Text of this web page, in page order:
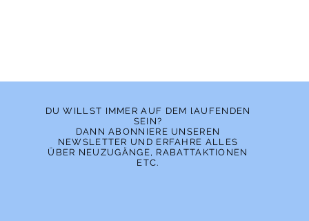
DU WILLST IMMER AUF DEM lAUFENDEN
SEIN?
DANN ABONNIERE UNSEREN
NEWSLETTER UND ERFAHRE ALLES
ÜBER NEUZUGÄNGE, RABATTAKTIONEN
ETC.